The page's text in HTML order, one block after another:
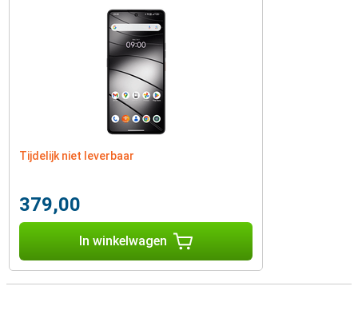
Tijdelijk niet leverbaar
379,00
In winkelwagen